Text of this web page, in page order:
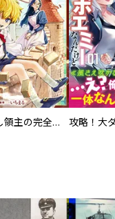
お人好し領主の完全無血な防衛術～万能生産魔法で築いた城塞都市は向かうところ敵なしです！～【分冊版】